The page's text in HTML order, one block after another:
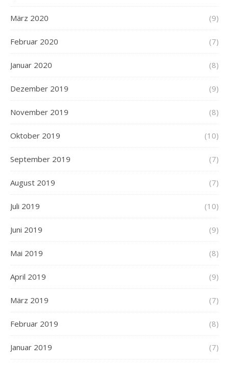
März 2020 (9)
Februar 2020 (7)
Januar 2020 (8)
Dezember 2019 (9)
November 2019 (8)
Oktober 2019 (10)
September 2019 (7)
August 2019 (7)
Juli 2019 (10)
Juni 2019 (9)
Mai 2019 (8)
April 2019 (9)
März 2019 (7)
Februar 2019 (8)
Januar 2019 (7)